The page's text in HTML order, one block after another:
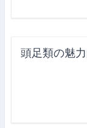
頭足類の魅